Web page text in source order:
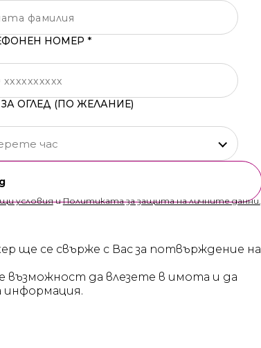
НОМЕР *
ОГЛЕД (ПО ЖЕЛАНИЕ)
час
условияиПолитиката за защита на личните данни.
ще се свърже с Вас за потвърждение на
да влезете в имота и да
информация.